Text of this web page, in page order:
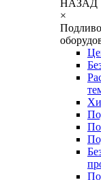
НАЗАД
×